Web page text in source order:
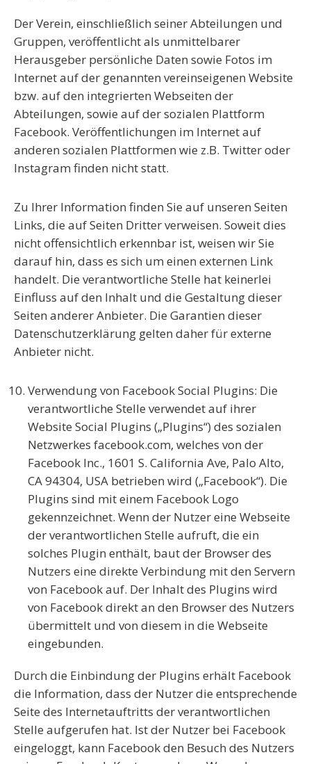
Der Verein, einschließlich seiner Abteilungen und
Gruppen, veröffentlicht als unmittelbarer
Herausgeber persönliche Daten sowie Fotos im
Internet auf der genannten vereinseigenen Website
bzw. auf den integrierten Webseiten der
Abteilungen, sowie auf der sozialen Plattform
Facebook. Veröffentlichungen im Internet auf
anderen sozialen Plattformen wie z.B. Twitter oder
Instagram finden nicht statt.
Zu Ihrer Information finden Sie auf unseren Seiten
Links, die auf Seiten Dritter verweisen. Soweit dies
nicht offensichtlich erkennbar ist, weisen wir Sie
darauf hin, dass es sich um einen externen Link
handelt. Die verantwortliche Stelle hat keinerlei
Einfluss auf den Inhalt und die Gestaltung dieser
Seiten anderer Anbieter. Die Garantien dieser
Datenschutzerklärung gelten daher für externe
Anbieter nicht.
Verwendung von Facebook Social Plugins: Die
verantwortliche Stelle verwendet auf ihrer
Website Social Plugins („Plugins“) des sozialen
Netzwerkes facebook.com, welches von der
Facebook Inc., 1601 S. California Ave, Palo Alto,
CA 94304, USA betrieben wird („Facebook“). Die
Plugins sind mit einem Facebook Logo
gekennzeichnet. Wenn der Nutzer eine Webseite
der verantwortlichen Stelle aufruft, die ein
solches Plugin enthält, baut der Browser des
Nutzers eine direkte Verbindung mit den Servern
von Facebook auf. Der Inhalt des Plugins wird
von Facebook direkt an den Browser des Nutzers
übermittelt und von diesem in die Webseite
eingebunden.
Durch die Einbindung der Plugins erhält Facebook
die Information, dass der Nutzer die entsprechende
Seite des Internetauftritts der verantwortlichen
Stelle aufgerufen hat. Ist der Nutzer bei Facebook
eingeloggt, kann Facebook den Besuch des Nutzers